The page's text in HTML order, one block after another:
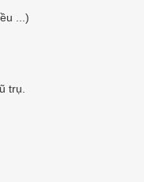
...)
trụ.